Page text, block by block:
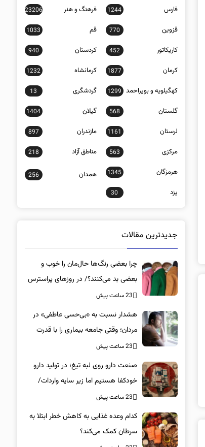
فارس 1244 فرهنگ و هنر 23206
قزوین 770 قم 1033
کاریکاتور 452 کردستان 940
کرمان 1877 کرمانشاه 1232
کهگیلویه و بویراحمد 1299 گردشگری 13
گلستان 568 گیلان 1404
لرستان 1161 مازندران 897
مرکزی 563 مناطق آزاد 218
هرمزگان 1345 همدان 256
یزد 30
جدیدترین مقالات
چرا بعضی رنگ‌ها حال‌مان را خوب و
بعضی بد می‌کنند؟/ در روزهای پراسترس
این رنگ‌ها را بپوشید
23 ساعت پیش
هشدار نسبت به «بی‌حسی عاطفی» در
مردان؛ وقتی جامعه بیماری را با قدرت
اشتباه می‌گیرد
23 ساعت پیش
صنعت دارو روی لبه تیغ؛ در تولید دارو
خودکفا هستیم اما زیر سایه واردات/
کدام داروها این روزها کمیاب شده‌اند؟/
«کشور سه ماه ذخیره دارویی دارد»
23 ساعت پیش
کدام وعده غذایی به کاهش خطر ابتلا به
سرطان کمک می‌کند؟